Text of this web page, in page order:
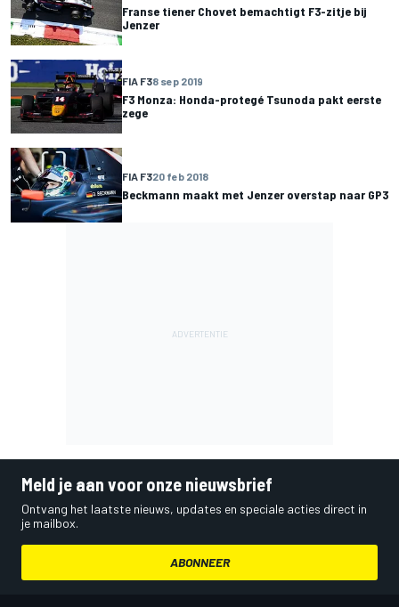
Franse tiener Chovet bemachtigt F3-zitje bij
Jenzer
FIA F38 sep 2019
F3 Monza: Honda-protegé Tsunoda pakt eerste
zege
FIA F320 feb 2018
Beckmann maakt met Jenzer overstap naar GP3
Meld je aan voor onze nieuwsbrief
Ontvang het laatste nieuws, updates en speciale acties direct in
je mailbox.
ABONNEER